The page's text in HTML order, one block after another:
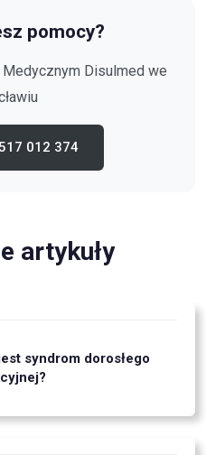
pomocy?
Disulmed we
012 374
artykuły
syndrom dorosłego